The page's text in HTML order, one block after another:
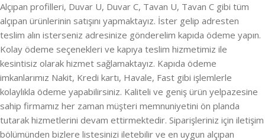
Alçıpan profilleri, Duvar U, Duvar C, Tavan U, Tavan C gibi tüm
alçıpan ürünlerinin satışını yapmaktayız. İster gelip adresten
teslim alın isterseniz adresinize gönderelim kapıda ödeme yapın.
Kolay ödeme seçenekleri ve kapıya teslim hizmetimiz ile
kesintisiz olarak hizmet sağlamaktayız. Kapıda ödeme
imkanlarımız Nakit, Kredi kartı, Havale, Fast gibi işlemlerle
kolaylıkla ödeme yapabilirsiniz. Kaliteli ve geniş ürün yelpazesine
sahip firmamız her zaman müşteri memnuniyetini ön planda
tutarak hizmetlerini devam ettirmektedir. Siparişleriniz için iletişim
bölümünden bizlere listesinizi iletebilir ve en uygun alçıpan